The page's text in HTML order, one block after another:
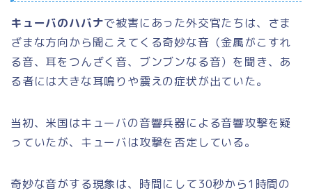
キューバのハバナで被害にあった外交官たちは、さま
ざまな方向から聞こえてくる奇妙な音（金属がこすれ
る音、耳をつんざく音、ブンブンなる音）を聞き、あ
る者には大きな耳鳴りや震えの症状が出ていた。
当初、米国はキューバの音響兵器による音響攻撃を疑
っていたが、キューバは攻撃を否定している。
奇妙な音がする現象は、時間にして30秒から1時間の